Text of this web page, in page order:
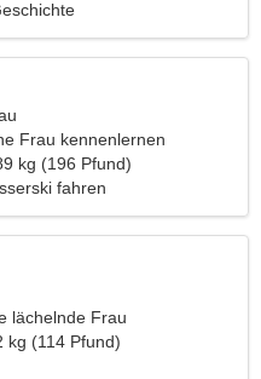
Frau kennenlernen
kg (196 Pfund)
fahren
lächelnde Frau
kg (114 Pfund)